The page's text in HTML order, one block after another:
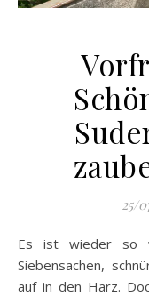
25/
Es ist wieder so weit. Frau Wandergans packt ihre
Siebensachen,
auf in den Harz.